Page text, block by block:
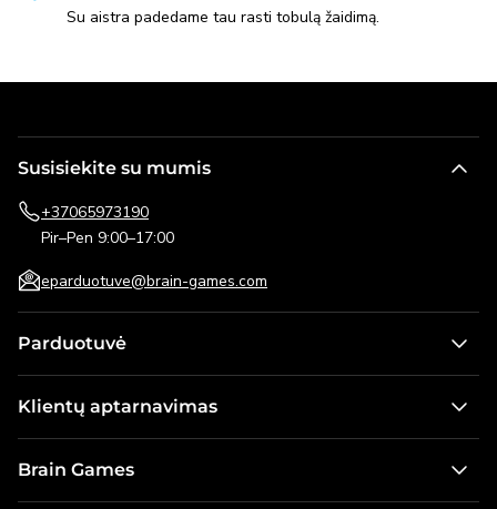
Su aistra padedame tau rasti tobulą žaidimą.
Susisiekite su mumis
+37065973190
Pir–Pen 9:00–17:00
eparduotuve@brain-games.com
Parduotuvė
Žaidimai vaikams
Klientų aptarnavimas
Pristatymo informacija
Brain Games